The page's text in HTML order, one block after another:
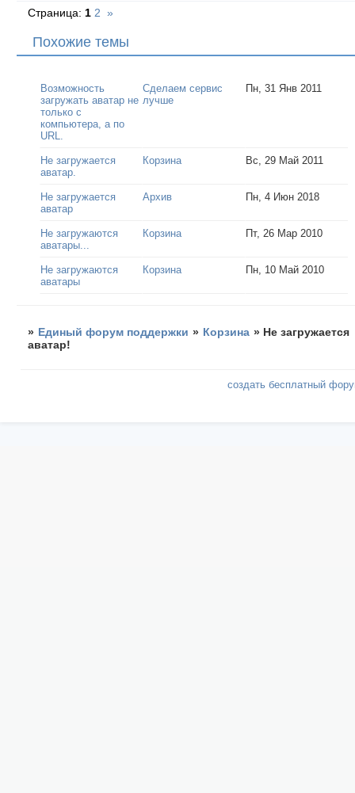
Страница: 1 2 »
Похожие темы
Возможность
загружать аватар не
только с
компьютера, а по
URL.
Сделаем сервис
лучше
Пн, 31 Янв 2011
Не загружается
аватар.
Корзина Вс, 29 Май 2011
Не загружается
аватар
Архив Пн, 4 Июн 2018
Не загружаются
аватары...
Корзина Пт, 26 Мар 2010
Не загружаются
аватары
Корзина Пн, 10 Май 2010
» Единый форум поддержки » Корзина » Не загружается
аватар!
создать бесплатный